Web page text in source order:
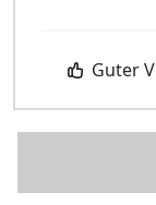
Guter